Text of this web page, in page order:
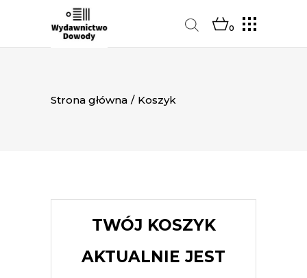
0
Strona główna / Koszyk
TWÓJ KOSZYK
AKTUALNIE JEST